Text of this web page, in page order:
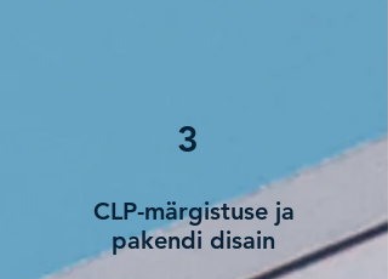
3
CLP-märgistuse ja
pakendi disain